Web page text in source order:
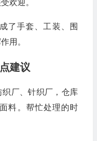
欢迎。
了手套、工装、围
用。
建议
厂、针织厂，仓库
料。帮忙处理的时